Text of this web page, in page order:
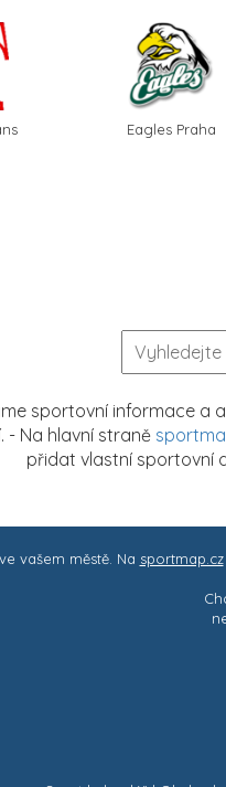
Eagles Praha
sportovní informace a
- Na hlavní straně
přidat vlastní sportovní
vašem městě. Na sportmap.cz